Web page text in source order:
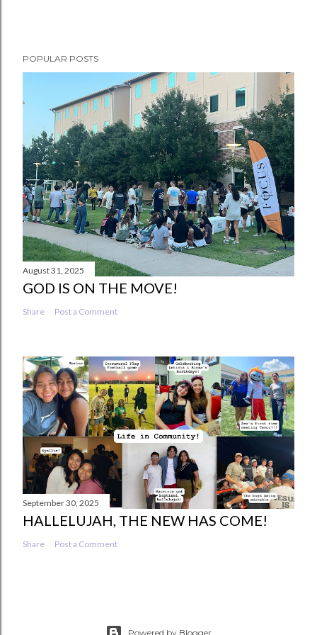
POPULAR POSTS
August 31, 2025
GOD IS ON THE MOVE!
Share Post a Comment
September 30, 2025
HALLELUJAH, THE NEW HAS COME!
Share Post a Comment
Powered by Blogger